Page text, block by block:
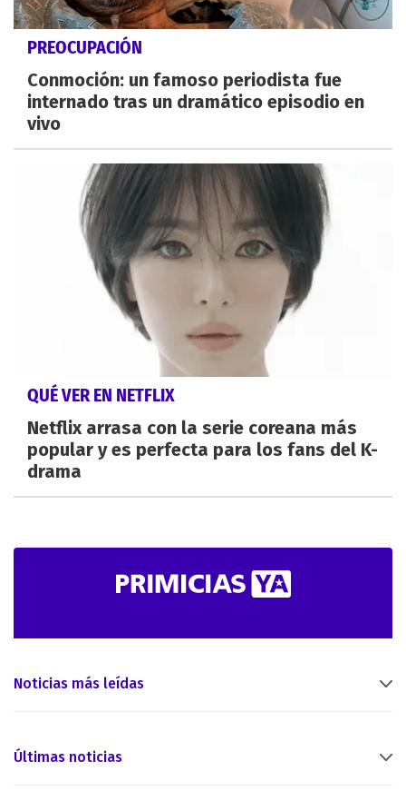
PREOCUPACIÓN
Conmoción: un famoso periodista fue
internado tras un dramático episodio en
vivo
QUÉ VER EN NETFLIX
Netflix arrasa con la serie coreana más
popular y es perfecta para los fans del K-
drama
Noticias más leídas
Últimas noticias